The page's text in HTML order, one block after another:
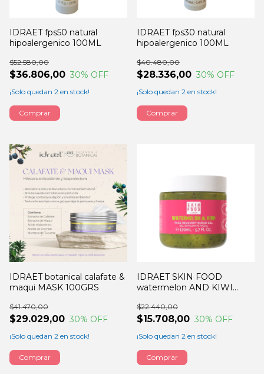
IDRAET fps50 natural
hipoalergenico 100ML
$36.806,00
$52.580,00
30% OFF
¡Solo quedan 2 en stock!
IDRAET fps30 natural
hipoalergenico 100ML
$28.336,00
$40.480,00
30% OFF
¡Solo quedan 2 en stock!
IDRAET botanical calafate &
maqui MASK 100GRS
$29.029,00
$41.470,00
30% OFF
¡Solo quedan 2 en stock!
IDRAET SKIN FOOD
watermelon AND KIWI
$15.708,00
$22.440,00
30% OFF
¡Solo quedan 2 en stock!